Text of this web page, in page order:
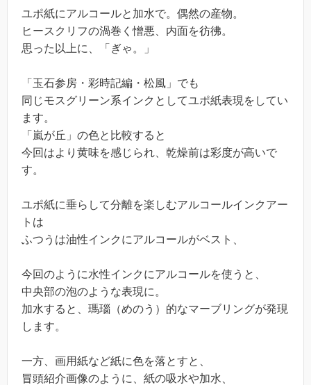
ユポ紙にアルコールと加水で。偶然の産物。
ヒースクリフの渦巻く憎悪、内面を彷彿。
思った以上に、「ぎゃ。」
「玉石参房・彩時記編・松風」でも
同じモスグリーン系インクとしてユポ紙表現をしてい
ます。
「嵐が丘」の色と比較すると
今回はより黄味を感じられ、乾燥前は彩度が高いで
す。
ユポ紙に垂らして分離を楽しむアルコールインクアー
トは
ふつうは油性インクにアルコールがベスト、
今回のように水性インクにアルコールを使うと、
中央部の泡のような表現に。
加水すると、瑪瑙（めのう）的なマーブリングが発現
します。
一方、画用紙など紙に色を落とすと、
冒頭紹介画像のように、紙の吸水や加水、